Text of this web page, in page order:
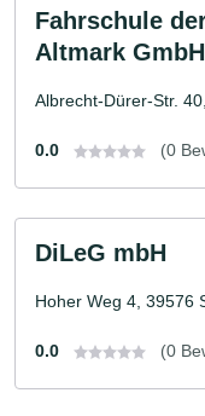
Fahrschule
Altmark GmbH
Albrecht-Dürer-Str.
0.0 (0
DiLeG mbH
Hoher Weg 4, 39576
0.0 (0